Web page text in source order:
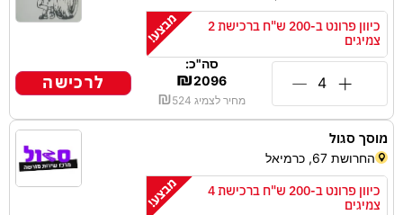
כיוון פרונט ב-200 ש"ח ברכישת 2
צמיגים
סה"כ:
₪2096
מחיר לצמיג ₪524
לרכישה
מוסך סגול
החרושת 67, כרמיאל
כיוון פרונט ב-200 ש"ח ברכישת 4
צמיגים